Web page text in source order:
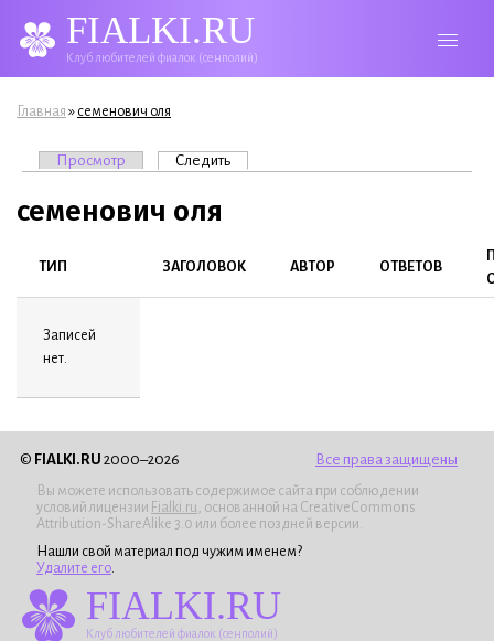
FIALKI.RU
Клуб любителей фиалок (сенполий)
Вы здесь
Главная » семенович оля
Главные вкладки
Просмотр Следить(активная вкладка)
семенович оля
ТИП ЗАГОЛОВОК АВТОР ОТВЕТОВ
Записей
нет.
© FIALKI.RU 2000–2026 Все права защищены
Вы можете использовать содержимое сайта при соблюдении
условий лицензии Fialki.ru , основанной на CreativeCommons
Attribution-ShareAlike 3.0 или более поздней версии.
Нашли свой материал под чужим именем?
Удалите его
FIALKI.RU
Клуб любителей фиалок (сенполий)